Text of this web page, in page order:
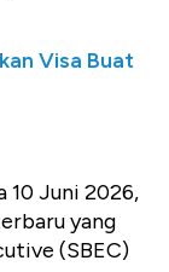
Visa Buat
10 Juni 2026,
yang
(SBEC)